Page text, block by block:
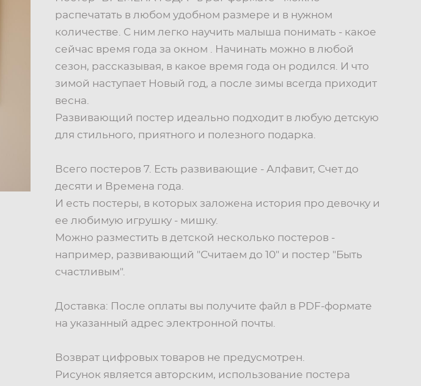
распечатать в любом удобном размере и в нужном
количестве. С ним легко научить малыша понимать - какое
сейчас время года за окном . Начинать можно в любой
сезон, рассказывая, в какое время года он родился. И что
зимой наступает Новый год, а после зимы всегда приходит
весна.
Развивающий постер идеально подходит в любую детскую
для стильного, приятного и полезного подарка.
Всего постеров 7. Есть развивающие - Алфавит, Счет до
десяти и Времена года.
И есть постеры, в которых заложена история про девочку и
ее любимую игрушку - мишку.
Можно разместить в детской несколько постеров -
например, развивающий "Считаем до 10" и постер "Быть
счастливым".
Доставка: После оплаты вы получите файл в PDF-формате
на указанный адрес электронной почты.
Возврат цифровых товаров не предусмотрен.
Рисунок является авторским, использование постера